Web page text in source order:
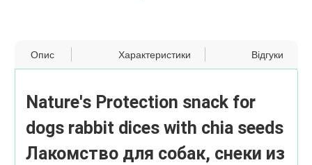
Опис Характеристики Відгуки
Nature's Protection snack for
dogs rabbit dices with chia seeds
Лакомство для собак, снеки из